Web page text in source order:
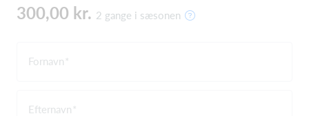
300,00 kr. 2 gange i sæsonen
Fornavn
Efternavn